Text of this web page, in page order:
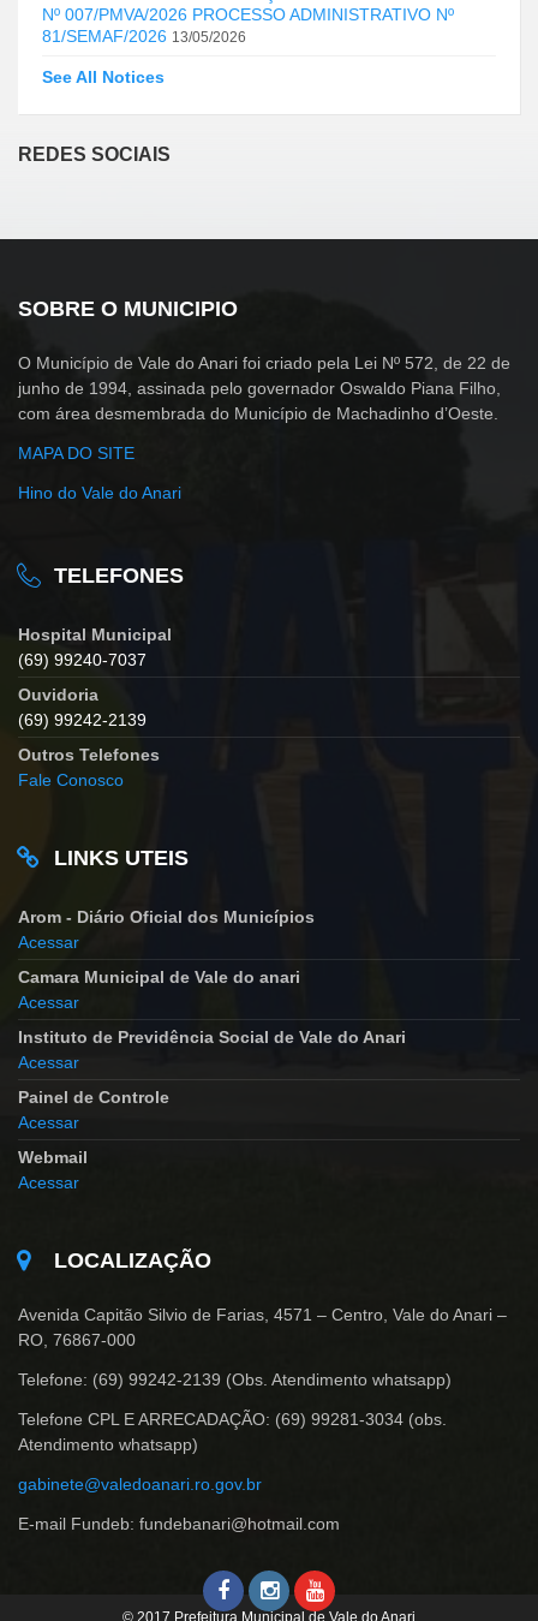
Nº 007/PMVA/2026 PROCESSO ADMINISTRATIVO Nº
81/SEMAF/2026 13/05/2026
See All Notices
REDES SOCIAIS
SOBRE O MUNICIPIO
O Município de Vale do Anari foi criado pela Lei Nº 572, de 22 de
junho de 1994, assinada pelo governador Oswaldo Piana Filho,
com área desmembrada do Município de Machadinho d’Oeste.
MAPA DO SITE
Hino do Vale do Anari
TELEFONES
Hospital Municipal
(69) 99240-7037
Ouvidoria
(69) 99242-2139
Outros Telefones
Fale Conosco
LINKS UTEIS
Arom - Diário Oficial dos Municípios
Acessar
Camara Municipal de Vale do anari
Acessar
Instituto de Previdência Social de Vale do Anari
Acessar
Painel de Controle
Acessar
Webmail
Acessar
LOCALIZAÇÃO
Avenida Capitão Silvio de Farias, 4571 – Centro, Vale do Anari –
RO, 76867-000
Telefone: (69) 99242-2139 (Obs. Atendimento whatsapp)
Telefone CPL E ARRECADAÇÃO: (69) 99281-3034 (obs.
Atendimento whatsapp)
gabinete@valedoanari.ro.gov.br
E-mail Fundeb: fundebanari@hotmail.com
© 2017 Prefeitura Municipal de Vale do Anari